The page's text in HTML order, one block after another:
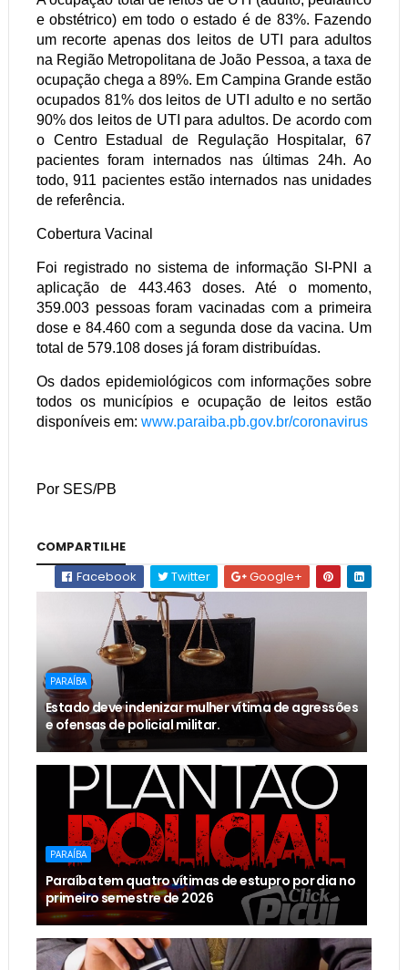
e obstétrico) em todo o estado é de 83%. Fazendo
um recorte apenas dos leitos de UTI para adultos
na Região Metropolitana de João Pessoa, a taxa de
ocupação chega a 89%. Em Campina Grande estão
ocupados 81% dos leitos de UTI adulto e no sertão
90% dos leitos de UTI para adultos. De acordo com
o Centro Estadual de Regulação Hospitalar, 67
pacientes foram internados nas últimas 24h. Ao
todo, 911 pacientes estão internados nas unidades
de referência.
Cobertura Vacinal
Foi registrado no sistema de informação SI-PNI a
aplicação de 443.463 doses. Até o momento,
359.003 pessoas foram vacinadas com a primeira
dose e 84.460 com a segunda dose da vacina. Um
total de 579.108 doses já foram distribuídas.
Os dados epidemiológicos com informações sobre
todos os municípios e ocupação de leitos estão
disponíveis em: www.paraiba.pb.gov.br/coronavirus
Por SES/PB
COMPARTILHE
Facebook
Twitter Google+
PARAÍBA
Estado deve indenizar mulher vítima de agressões
e ofensas de policial militar.
PARAÍBA
Paraíba tem quatro vítimas de estupro por dia no
primeiro semestre de 2026